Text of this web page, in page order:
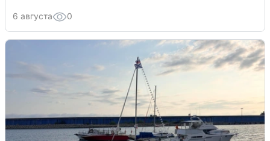
6 августа 0